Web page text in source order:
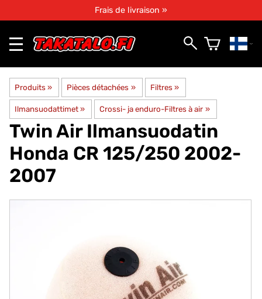
Frais de livraison »
Produits ‪» Pièces détachées ‪» Filtres ‪»
Ilmansuodattimet ‪» Crossi- ja enduro-Filtres à air ‪»
Twin Air Ilmansuodatin
Honda CR 125/250 2002-
2007